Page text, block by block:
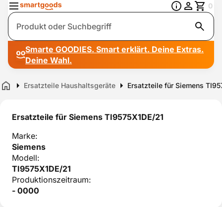
Suche
0
Smarte GOODIES. Smart erklärt. Deine Extras.
Deine Wahl.
Home Ersatzteile Haushaltsgeräte Ersatzteile für Siemens
Ersatzteile für Siemens TI9575X1DE/21
Marke:
Siemens
Modell:
TI9575X1DE/21
Produktionszeitraum:
- 0000